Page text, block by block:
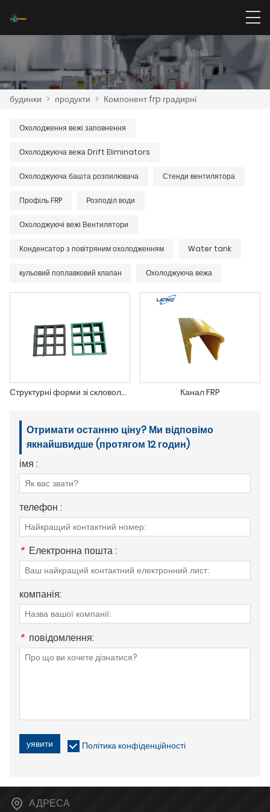
будинки > продукти > Компонент frp градирні
Охолодження вежі заповнення
Охолоджуюча вежа Drift Eliminators
Охолоджуюча башта розпилювача Стенди вентилятора
Профіль FRP Розподіл води
Охолоджуючі вежі Вентилятори
Конденсатор з повітряним охолодженням Water tank
кульовий поплавковий клапан Охолоджуюча вежа
Структурні форми зі скловолокна Канал FRP
Отримати останню ціну? Ми відповімо
якнайшвидше (протягом 12 годин)
імя :
телефон :
* Електронна пошта :
компанія:
* повідомлення:
уявити Політика конфіденційності
АДРЕСА